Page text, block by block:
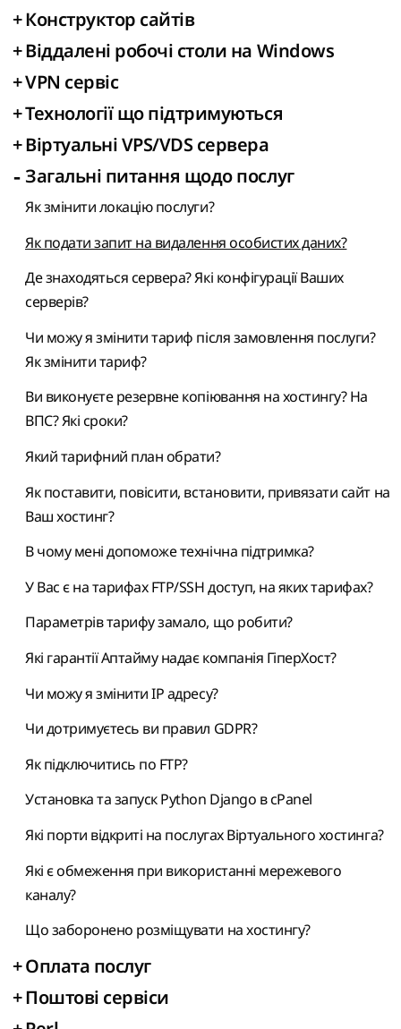
+Конструктор сайтів
+Віддалені робочі столи на Windows
+VPN сервіс
+Технології що підтримуються
+Віртуальні VPS/VDS сервера
- Загальні питання щодо послуг
Як змінити локацію послуги?
Як подати запит на видалення особистих даних?
Де знаходяться сервера? Які конфігурації Ваших
серверів?
Чи можу я змінити тариф після замовлення послуги?
Як змінити тариф?
Ви виконуєте резервне копіювання на хостингу? На
ВПС? Які сроки?
Який тарифний план обрати?
Як поставити, повісити, встановити, привязати сайт на
Ваш хостинг?
В чому мені допоможе технічна підтримка?
У Вас є на тарифах FTP/SSH доступ, на яких тарифах?
Параметрів тарифу замало, що робити?
Які гарантії Аптайму надає компанія ГіперХост?
Чи можу я змінити IP адресу?
Чи дотримуєтесь ви правил GDPR?
Як підключитись по FTP?
Установка та запуск Python Django в cPanel
Які порти відкриті на послугах Віртуального хостинга?
Які є обмеження при використанні мережевого
каналу?
Що заборонено розміщувати на хостингу?
+Оплата послуг
+Поштові сервіси